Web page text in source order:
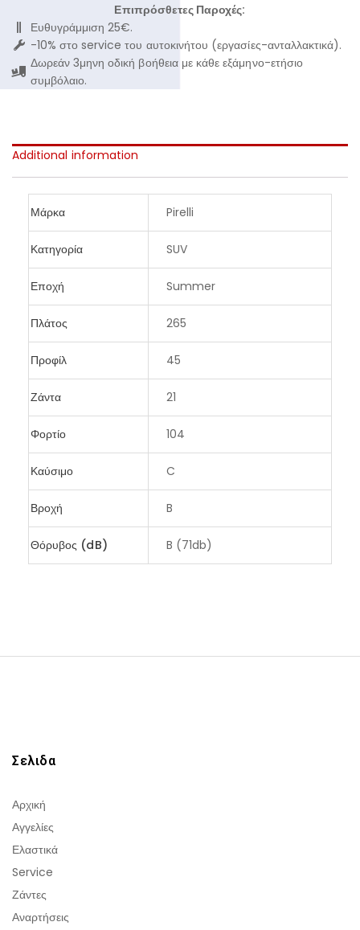
Επιπρόσθετες Παροχές:
Ευθυγράμμιση 25€.
-10% στο service του αυτοκινήτου (εργασίες-ανταλλακτικά).
Δωρεάν 3μηνη οδική βοήθεια με κάθε εξάμηνο-ετήσιο
συμβόλαιο.
Additional information
Μάρκα Pirelli
Κατηγορία SUV
Εποχή Summer
Πλάτος 265
Προφίλ 45
Ζάντα 21
Φορτίο 104
Καύσιμο C
Βροχή B
Θόρυβος (dB) B (71db)
Σελιδα
Αρχική
Αγγελίες
Ελαστικά
Service
Ζάντες
Αναρτήσεις